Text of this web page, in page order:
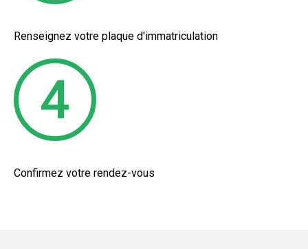
Renseignez votre plaque d'immatriculation
Confirmez votre rendez-vous